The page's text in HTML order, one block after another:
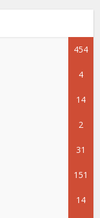
454
4
14
2
31
151
14